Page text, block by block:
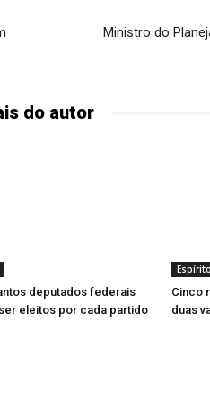
Ministro do
do autor
deputados federais
eleitos por cada partido
Cinco
duas